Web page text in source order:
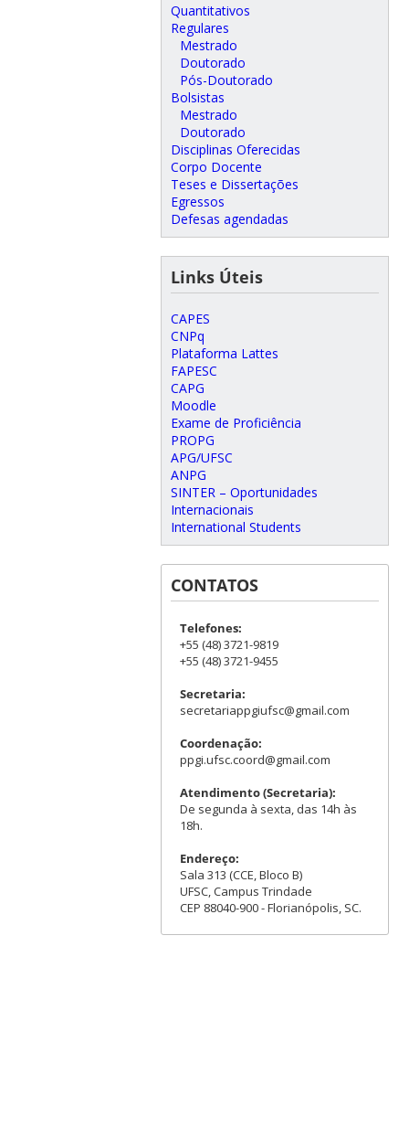
Quantitativos
Regulares
Mestrado
Doutorado
Pós-Doutorado
Bolsistas
Mestrado
Doutorado
Disciplinas Oferecidas
Corpo Docente
Teses e Dissertações
Egressos
Defesas agendadas
Links Úteis
CAPES
CNPq
Plataforma Lattes
FAPESC
CAPG
Moodle
Exame de Proficiência
PROPG
APG/UFSC
ANPG
SINTER – Oportunidades
Internacionais
International Students
CONTATOS
Telefones:
+55 (48) 3721-9819
+55 (48) 3721-9455
Secretaria:
secretariappgiufsc@gmail.com
Coordenação:
ppgi.ufsc.coord@gmail.com
Atendimento (Secretaria):
De segunda à sexta, das 14h às
18h.
Endereço:
Sala 313 (CCE, Bloco B)
UFSC, Campus Trindade
CEP 88040-900 - Florianópolis, SC.